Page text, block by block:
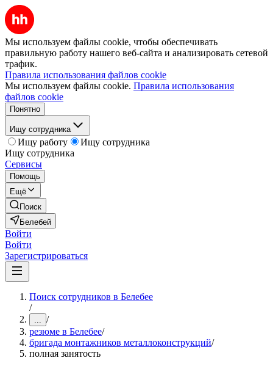
Мы используем файлы cookie, чтобы обеспечивать
правильную работу нашего веб-сайта и анализировать сетевой
трафик.
Правила использования файлов cookie
Мы используем файлы cookie. Правила использования
файлов cookie
Понятно
Ищу сотрудника
Ищу работу
Ищу сотрудника
Ищу сотрудника
Сервисы
Помощь
Ещё
Поиск
Белебей
Войти
Войти
Зарегистрироваться
Поиск сотрудников в Белебее
/
... /
резюме в Белебее/
бригада монтажников металлоконструкций/
полная занятость